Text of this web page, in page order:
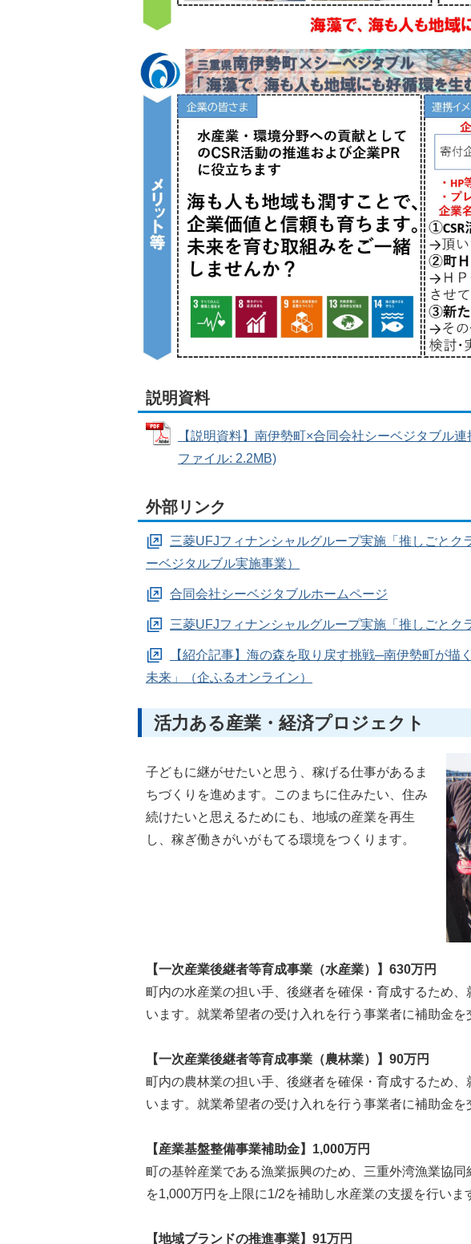
説明資料
【説明資料】南伊勢町×合同会社シーベジタブル
ファイル: 2.2MB)
外部リンク
三菱UFJフィナンシャルグループ実施「推しごとク
ーベジタルブル実施事業）
合同会社シーベジタブルホームページ
三菱UFJフィナンシャルグループ実施「推しごとク
【紹介記事】海の森を取り戻す挑戦─南伊勢町が描
未来」（企ふるオンライン）
活力ある産業・経済プロジェクト
子どもに継がせたいと思う、稼げる仕事があるま
ちづくりを進めます。このまちに住みたい、住み
続けたいと思えるためにも、地域の産業を再生
し、稼ぎ働きがいがもてる環境をつくります。
【一次産業後継者等育成事業（水産業）】630万円
町内の水産業の担い手、後継者を確保・育成するため
います。就業希望者の受け入れを行う事業者に補助金を
【一次産業後継者等育成事業（農林業）】90万円
町内の農林業の担い手、後継者を確保・育成するため
います。就業希望者の受け入れを行う事業者に補助金を
【産業基盤整備事業補助金】1,000万円
町の基幹産業である漁業振興のため、三重外湾漁業協
を1,000万円を上限に1/2を補助し水産業の支援を行いま
【地域ブランドの推進事業】91万円